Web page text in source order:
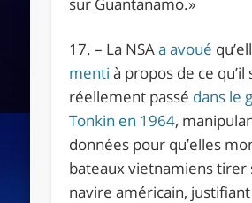
17. – La NSAa avoué
menti à propos de ce qu’il
réellement passé dans le
Tonkin en 1964,
données pour qu’elles
bateaux vietnamiens tirer
navire américain,